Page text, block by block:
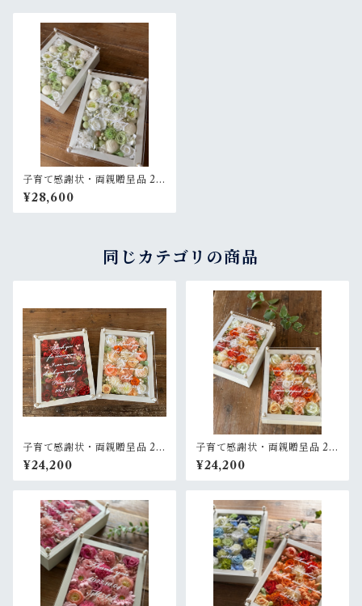
子育て感謝状・両親贈呈品 2個
セット【名入れ】プリザーブ
ドフラワーアレンジ ウッドフ
レーム 白木枠〈白グリーンペ
¥28,600
同じカテゴリの商品
子育て感謝状・両親贈呈品 2個
セット【名入れ】プリザーブ
ドフラワーアレンジ ウッドフ
レーム 白木枠〈赤＆白ブルー
¥24,200
子育て感謝状・両親贈呈品 2個
セット【名入れ】プリザーブ
ドフラワーアレンジ ウッドフ
レーム〈ベージュオレンジ白
¥24,200